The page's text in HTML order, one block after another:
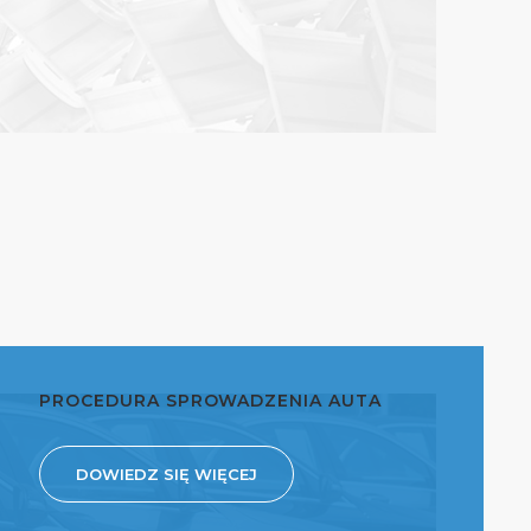
PROCEDURA SPROWADZENIA AUTA
DOWIEDZ SIĘ WIĘCEJ